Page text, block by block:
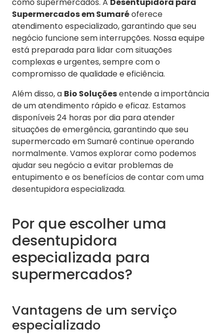
como supermercados. A Desentupidora para
Supermercados em Sumaréoferece
atendimento especializado, garantindo que seu
negócio funcione sem interrupções. Nossa equipe
está preparada para lidar com situações
complexas e urgentes, sempre com o
compromisso de qualidade e eficiência.
Além disso, a Bio Soluçõesentende a importância
de um atendimento rápido e eficaz. Estamos
disponíveis 24 horas por dia para atender
situações de emergência, garantindo que seu
supermercado em Sumaré continue operando
normalmente. Vamos explorar como podemos
ajudar seu negócio a evitar problemas de
entupimento e os benefícios de contar com uma
desentupidora especializada.
Por que escolher uma
desentupidora
especializada para
supermercados?
Vantagens de um serviço
especializado